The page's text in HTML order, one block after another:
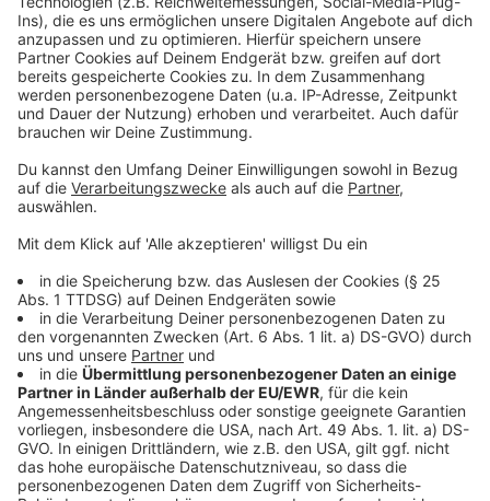
powered byUsercentrics Consent
Management Platform
Anzeige
©Copyright: Apple TV+
Stück.
© Copyright: Apple TV+
Die drei Podcaster ermitteln sogar auf der Bühne.
Anzeige